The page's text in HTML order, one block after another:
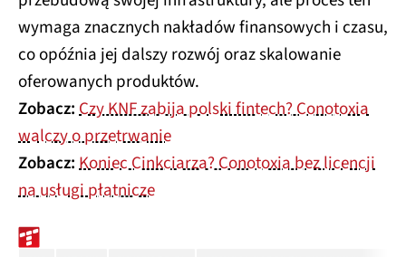
wymaga znacznych nakładów finansowych i czasu,
co opóźnia jej dalszy rozwój oraz skalowanie
oferowanych produktów.
Zobacz:Czy KNF zabija polski fintech? Conotoxia
walczy o przetrwanie
Zobacz:Koniec Cinkciarza? Conotoxia bez licencji
na usługi płatnicze